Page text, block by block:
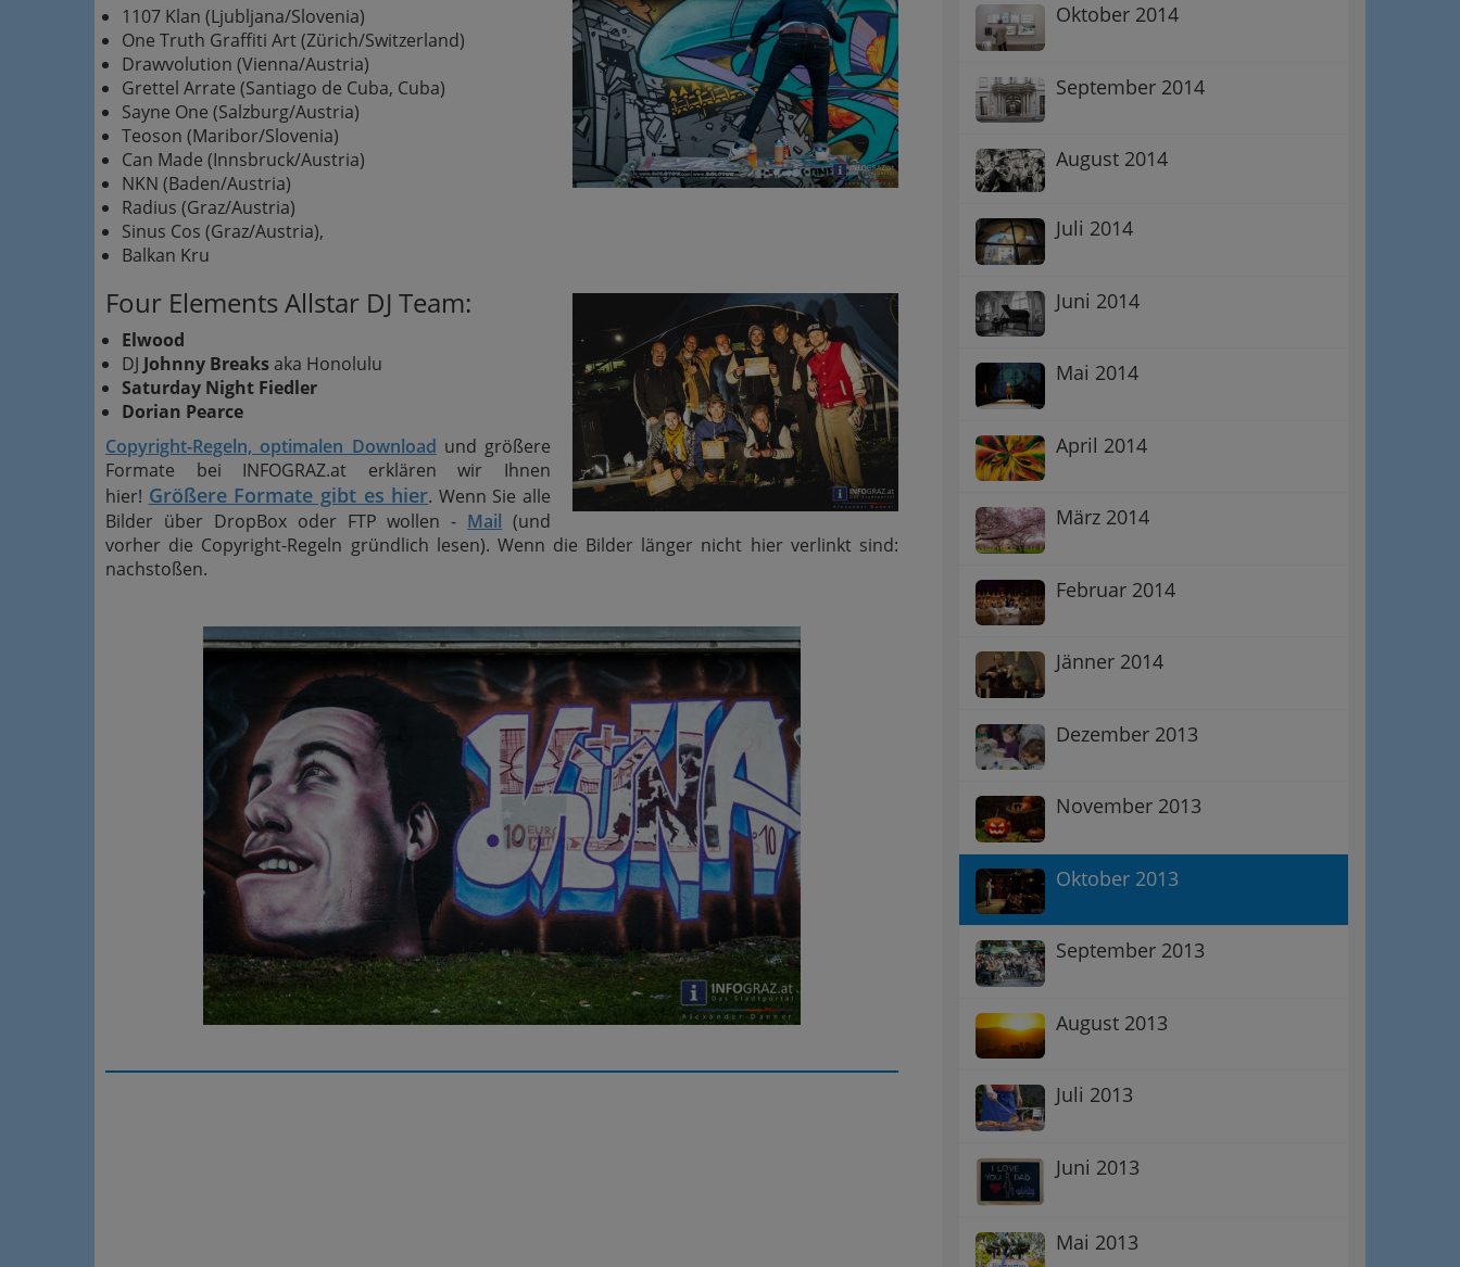
1107 Klan (Ljubljana/Slovenia)
One Truth Graffiti Art (Zürich/Switzerland)
Drawvolution (Vienna/Austria)
Grettel Arrate (Santiago de Cuba, Cuba)
Sayne One (Salzburg/Austria)
Teoson (Maribor/Slovenia)
Can Made (Innsbruck/Austria)
NKN (Baden/Austria)
Radius (Graz/Austria)
Sinus Cos (Graz/Austria),
Balkan Kru
Four Elements Allstar DJ Team:
Elwood
DJ Johnny Breaksaka Honolulu
Saturday Night Fiedler
Dorian Pearce
Copyright-Regeln, optimalen Download und größere
Formate bei INFOGRAZ.at erklären wir Ihnen
hier! Größere Formate gibt es hier. Wenn Sie alle
Bilder über DropBox oder FTP wollen - Mail (und
vorher die Copyright-Regeln gründlich lesen). Wenn die Bilder länger nicht hier verlinkt sind:
nachstoßen.
Oktober 2014
September 2014
August 2014
Juli 2014
Juni 2014
Mai 2014
April 2014
März 2014
Februar 2014
Jänner 2014
Dezember 2013
November 2013
Oktober 2013
September 2013
August 2013
Juli 2013
Juni 2013
Mai 2013